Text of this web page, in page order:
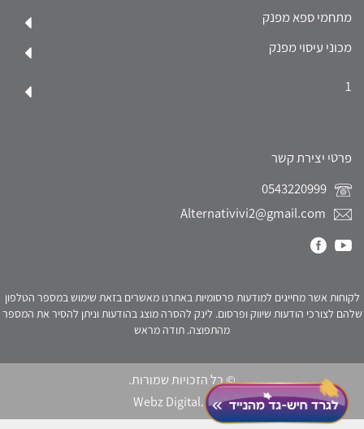
מתחמי ספא מפנק
מכוני עיסוי מפנק
1
פרטי יצירת קשר
Alternativivi2@gmail.com
לקוחות אשר מחייגים למודעות פרסומיות באתרנו מאשרים בזאת שימוש במספר הטלפון
שלהם לצורכי הודעות שיווק ופרסום. לינק להסרה מוצג בהודעות וניתן להסיר את המספר
מהתפוצה. תודה מראש
© כל הזכויות שמורות.
Webz Digital.click